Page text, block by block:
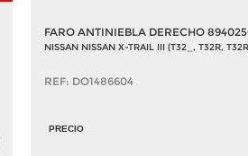
FARO ANTINIEBLA DERECHO
NISSAN NISSAN X-TRAIL III (T32_, T32R,
REF: DO1486604
PRECIO